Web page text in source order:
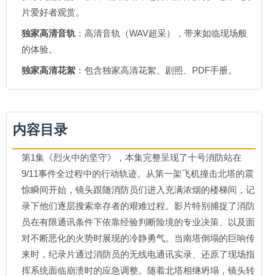
片爱好者观赏。
独家高清音轨 ：高清音轨（WAV超采），带来如临现场般
的体验。
独家高清花絮 ：包含独家高清花絮、剧照、PDF手册。
内容目录
第1集《烈火中的坚守》，本集完整呈现了十号消防站在
9/11事件全过程中的行动轨迹。从第一架飞机撞击北塔的震
惊瞬间开始，镜头跟随消防员们进入充满浓烟的楼梯间，记
录下他们逐层搜索幸存者的艰难过程。影片特别捕捉了消防
员在有限通讯条件下依靠经验判断险境的专业决策、以及面
对不断恶化的火势时展现的冷静勇气。当南塔倒塌的巨响传
来时，纪录片通过消防员的无线电通讯实录、还原了现场指
挥系统面临崩溃时的应急调整。随着北塔相继坍塌，镜头转